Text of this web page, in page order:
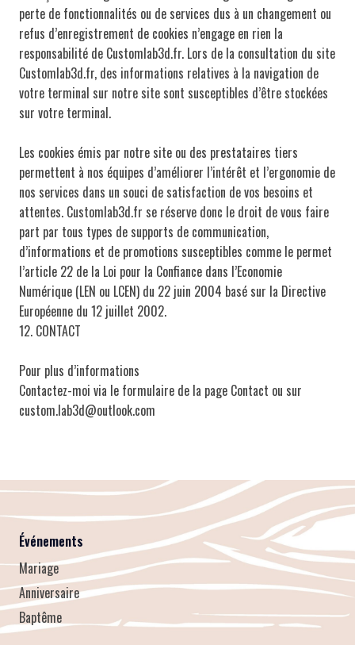
perte de fonctionnalités ou de services dus à un changement ou
refus d’enregistrement de cookies n’engage en rien la
responsabilité de Customlab3d.fr. Lors de la consultation du site
Customlab3d.fr, des informations relatives à la navigation de
votre terminal sur notre site sont susceptibles d’être stockées
sur votre terminal.
Les cookies émis par notre site ou des prestataires tiers
permettent à nos équipes d’améliorer l’intérêt et l’ergonomie de
nos services dans un souci de satisfaction de vos besoins et
attentes. Customlab3d.fr se réserve donc le droit de vous faire
part par tous types de supports de communication,
d’informations et de promotions susceptibles comme le permet
l’article 22 de la Loi pour la Confiance dans l’Economie
Numérique (LEN ou LCEN) du 22 juin 2004 basé sur la Directive
Européenne du 12 juillet 2002.
12. CONTACT
Pour plus d’informations
Contactez-moi via le formulaire de la page Contact ou sur
custom.lab3d@outlook.com
Événements
Mariage
Anniversaire
Baptême